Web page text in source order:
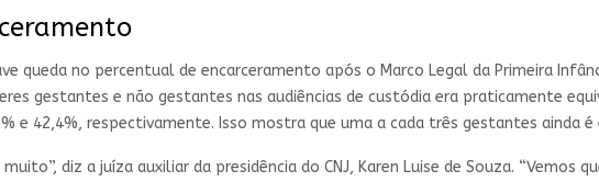
queda no percentual de encarceramento após o Marco Legal da Primeira
gestantes e não gestantes nas audiências de custódia era praticamente
e 42,4%, respectivamente. Isso mostra que uma a cada três gestantes ainda é
diz a juíza auxiliar da presidência do CNJ, Karen Luise de Souza. “Vemos